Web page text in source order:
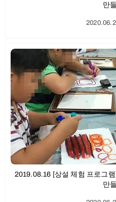
만
2019.08.16 [상설 체험 프로그
만